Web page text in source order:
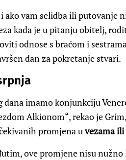
i ako vam selidba ili putovanje
kada je u pitanju obitelj,
odnose s braćom i
dan za pokretanje stvari.
dana imamo konjunkciju
Alkionom“, rekao je
promjena uvezama
ove promjene nisu